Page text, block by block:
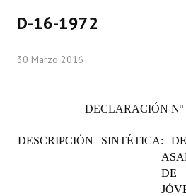
D-16-1972
30 Marzo 2016
DECLARACIÓN
DESCRIPCIÓN SINTÉTICA: